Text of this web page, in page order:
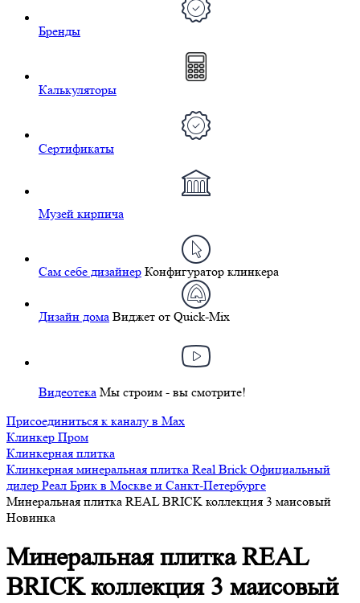
Бренды
Калькуляторы
Сертификаты
Музей кирпича
Сам себе дизайнер Конфигуратор клинкера
Дизайн дома Виджет от Quick-Mix
Видеотека Мы строим - вы смотрите!
Присоединиться к каналу в Max
Клинкер Пром
Клинкерная плитка
Клинкерная минеральная плитка Real Brick Официальный
дилер Реал Брик в Москве и Санкт-Петербурге
Минеральная плитка REAL BRICK коллекция 3 маисовый
Новинка
Минеральная плитка REAL
BRICK коллекция 3 маисовый